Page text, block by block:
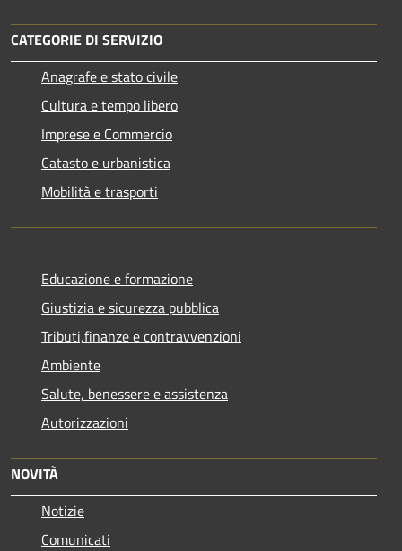
CATEGORIE DI SERVIZIO
Anagrafe e stato civile
Cultura e tempo libero
Imprese e Commercio
Catasto e urbanistica
Mobilità e trasporti
Educazione e formazione
Giustizia e sicurezza pubblica
Tributi,finanze e contravvenzioni
Ambiente
Salute, benessere e assistenza
Autorizzazioni
NOVITÀ
Notizie
Comunicati